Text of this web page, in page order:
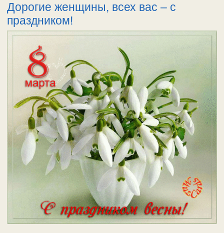
грубо высказывался, что он не верит и перед
смертью завещал: никоим образом его
церковным обрядом не хоронить, а по-
граждански, и не молиться, по его просьбе. …
Ещё…
Дорогие женщины, всех вас – с
праздником!